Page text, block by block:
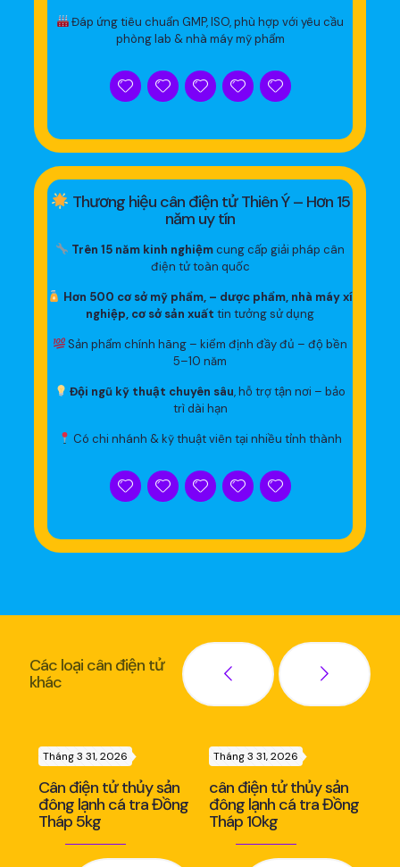
Đáp ứng tiêu chuẩn GMP, ISO, phù hợp với yêu cầu
phòng lab & nhà máy mỹ phẩm
Thương hiệu cân điện tử Thiên Ý – Hơn 15
năm uy tín
Trên 15 năm kinh nghiệmcung cấp giải pháp cân
điện tử toàn quốc
Hơn 500 cơ sở mỹ phẩm, – dược phẩm, nhà máy xí
nghiệp, cơ sở sản xuất tin tưởng sử dụng
Sản phẩm chính hãng – kiểm định đầy đủ – độ bền
5–10 năm
Đội ngũ kỹ thuật chuyên sâu, hỗ trợ tận nơi – bảo
trì dài hạn
Có chi nhánh & kỹ thuật viên tại nhiều tỉnh thành
Các loại cân điện tử
khác
Tháng 3 31, 2026
Cân điện tử thủy sản
đông lạnh cá tra Đồng
Tháp 5kg
Tháng 3 31, 2026
cân điện tử thủy sản
đông lạnh cá tra Đồng
Tháp 10kg